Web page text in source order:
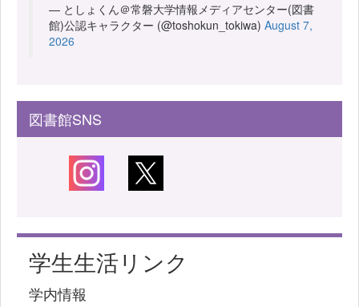
— としょくん＠常磐大学情報メディアセンター(図書
館)公認キャラクター (@toshokun_tokiwa) August 7,
2026
図書館SNS
学生生活リンク
学内情報